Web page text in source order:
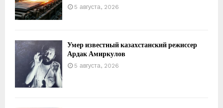
5 августа, 2026
Умер известный казахстанский режиссер
Ардак Амиркулов
5 августа, 2026